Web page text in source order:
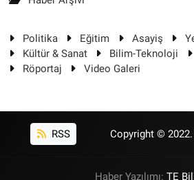
Politika Eğitim Asayiş
Kültür & Sanat
Bilim-Teknoloji
Röportaj
Video Galeri
RSS Copyright © 2022.
Haber Yazılımı: TE